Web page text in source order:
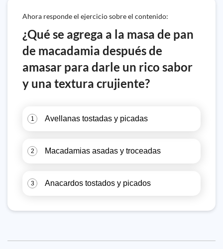
Ahora responde el ejercicio sobre el contenido:
¿Qué se agrega a la masa de pan
de macadamia después de
amasar para darle un rico sabor
y una textura crujiente?
1 Avellanas tostadas y picadas
2 Macadamias asadas y troceadas
3 Anacardos tostados y picados